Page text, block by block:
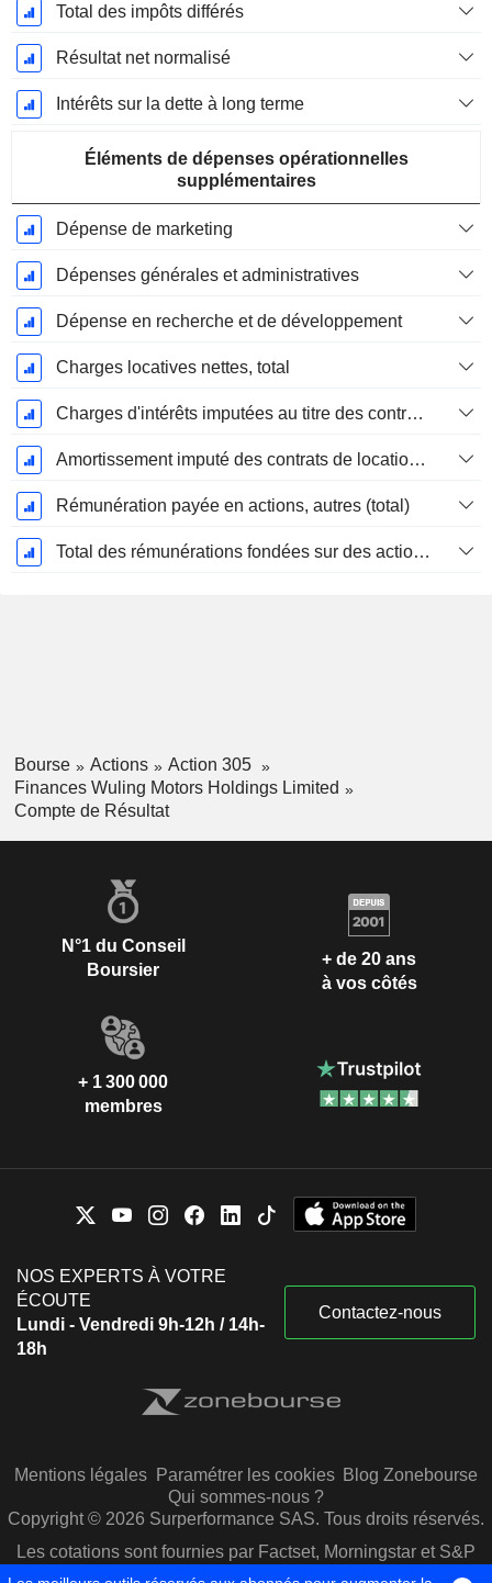
Total des impôts différés
Résultat net normalisé
Intérêts sur la dette à long terme
Éléments de dépenses opérationnelles
supplémentaires
Dépense de marketing
Dépenses générales et administratives
Dépense en recherche et de développement
Charges locatives nettes, total
Charges d'intérêts imputées au titre des contrats de location
Amortissement imputé des contrats de location simple
Rémunération payée en actions, autres (total)
Total des rémunérations fondées sur des actions
Bourse Actions
Action 305
Finances Wuling Motors Holdings Limited
Compte de Résultat
N°1 du Conseil
Boursier
+ de 20 ans
à vos côtés
+ 1 300 000
membres
NOS EXPERTS À VOTRE
ÉCOUTE
Lundi - Vendredi 9h-12h / 14h-
18h
Contactez-nous
Mentions légales Paramétrer les cookies Blog Zonebourse
Qui sommes-nous ?
Copyright © 2026 Surperformance SAS. Tous droits réservés.
Les cotations sont fournies par Factset, Morningstar et S&P
Capital IQ